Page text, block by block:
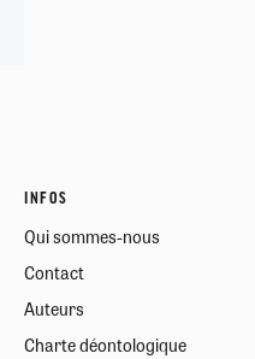
INFOS
Qui sommes-nous
Contact
Auteurs
Charte déontologique